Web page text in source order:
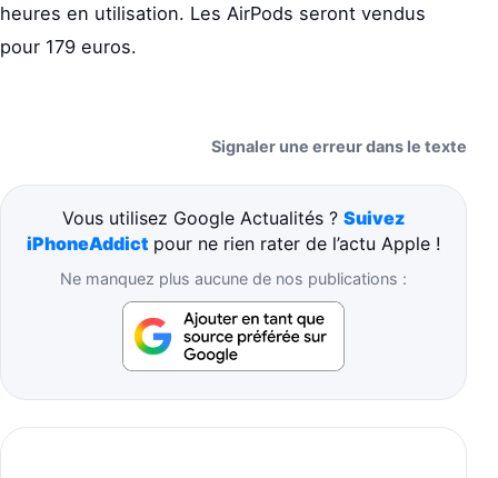
heures en utilisation. Les AirPods seront vendus
pour 179 euros.
Signaler une erreur dans le texte
Vous utilisez Google Actualités ? Suivez
iPhoneAddict pour ne rien rater de l’actu Apple !
Ne manquez plus aucune de nos publications :